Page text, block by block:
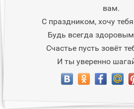
вам.
С праздником, хочу
Будь всегда
Счастье пусть зовёт
И ты уверенно